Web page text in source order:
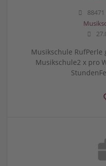
Musikschule
Musikschule2 x pro